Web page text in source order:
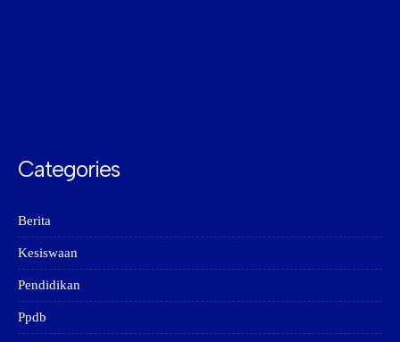
Categories
Berita
Kesiswaan
Pendidikan
Ppdb